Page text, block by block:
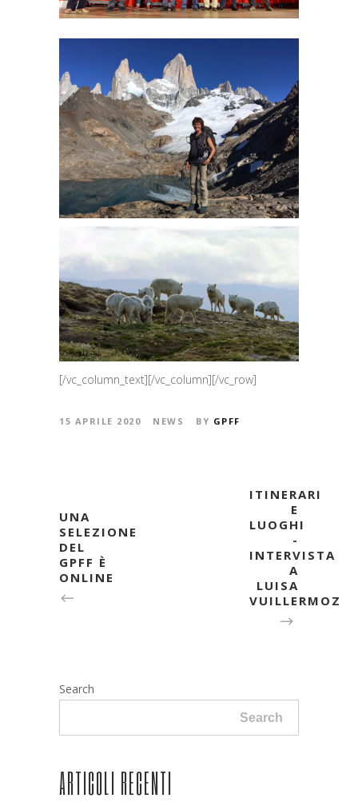
[/vc_column_text][/vc_column][/vc_row]
15 APRILE 2020 NEWS BY GPFF
UNA
SELEZIONE
DEL
GPFF È
ONLINE
ITINERARI
E
LUOGHI
-
INTERVISTA
A
LUISA
VUILLERMOZ
Search
Search
ARTICOLI RECENTI